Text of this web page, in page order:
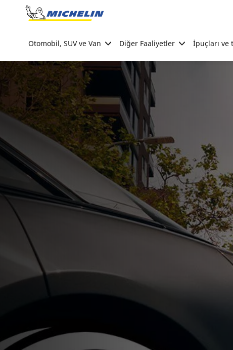
Go to page content
Otomobil, SUV ve Van Diğer Faaliyetler İpuçları ve